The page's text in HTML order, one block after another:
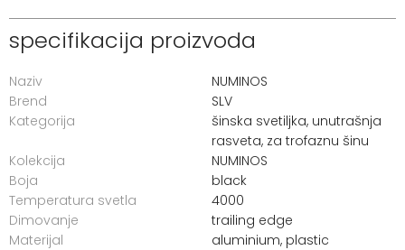
specifikacija proizvoda
Naziv
NUMINOS
Brend
SLV
Kategorija
šinska svetiljka, unutrašnja
rasveta, za trofaznu šinu
Kolekcija
NUMINOS
Boja
black
Temperatura svetla
4000
Dimovanje
trailing edge
Materijal
aluminium, plastic